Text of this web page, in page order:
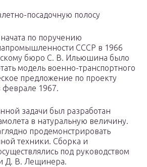
посадочную полосу
по поручению
СССР в 1966
бюро С. В. Ильюшина было
модель военно-транспортного
предложение по проекту
феврале 1967.
задачи был разработан
в натуральную величину.
продемонстрировать
техники. Сборка и
под руководством
Д. В. Лещинера.